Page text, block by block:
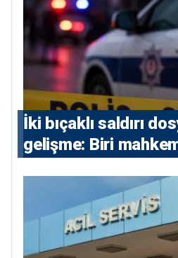
İki bıçaklı saldırı
gelişme: Biri